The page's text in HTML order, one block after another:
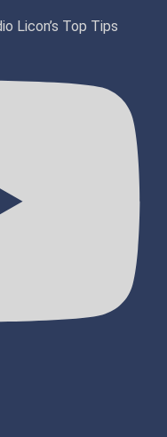
Licon’s Top Tips